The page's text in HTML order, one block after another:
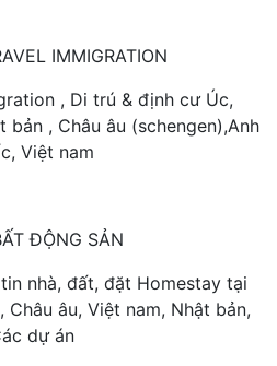
IMMIGRATION
, Di trú & định cư Úc,
bản , Châu âu (schengen),Anh
Việt nam
ĐỘNG SẢN
nhà, đất, đặt Homestay tại
Châu âu, Việt nam, Nhật bản,
dự án